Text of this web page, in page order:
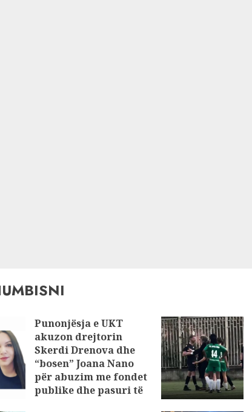
Punonjësja e UKT
akuzon drejtorin
Skerdi Drenova dhe
“bosen” Joana Nano
për abuzim me fondet
publike dhe pasuri të